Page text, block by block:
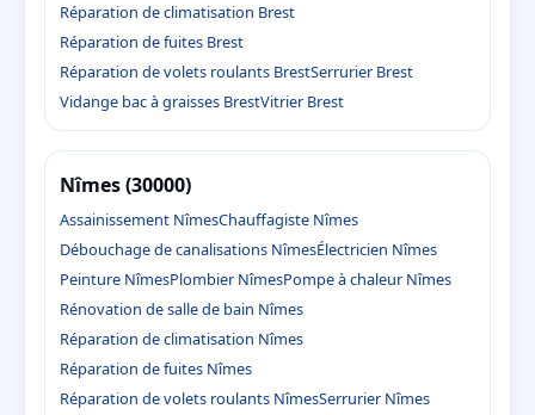
Réparation de climatisation Brest
Réparation de fuites Brest
Réparation de volets roulants BrestSerrurier Brest
Vidange bac à graisses BrestVitrier Brest
Nîmes (30000)
Assainissement NîmesChauffagiste Nîmes
Débouchage de canalisations NîmesÉlectricien Nîmes
Peinture NîmesPlombier NîmesPompe à chaleur Nîmes
Rénovation de salle de bain Nîmes
Réparation de climatisation Nîmes
Réparation de fuites Nîmes
Réparation de volets roulants NîmesSerrurier Nîmes